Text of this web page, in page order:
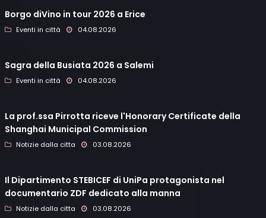
Borgo diVino in tour 2026 a Erice
Eventi in città 04.08.2026
Sagra della Busiata 2026 a Salemi
Eventi in città 04.08.2026
La prof.ssa Pirrotta riceve l'Honorary Certificate della
Shanghai Municipal Commission
Notizie dalla citta 03.08.2026
Il Dipartimento STEBICEF di UniPa protagonista nel
documentario ZDF dedicato alla manna
Notizie dalla citta 03.08.2026